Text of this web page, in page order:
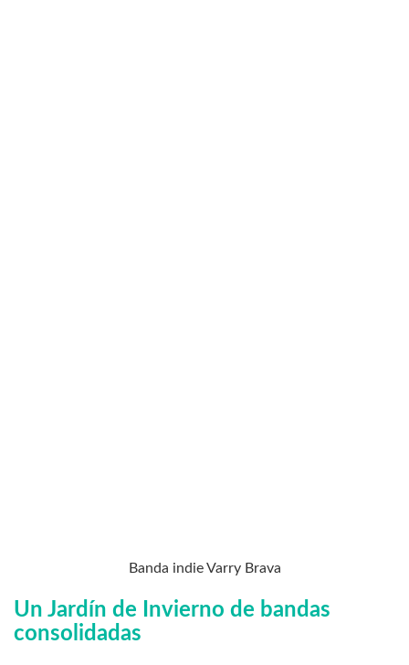
Banda indie Varry Brava
Un Jardín de Invierno de bandas
consolidadas